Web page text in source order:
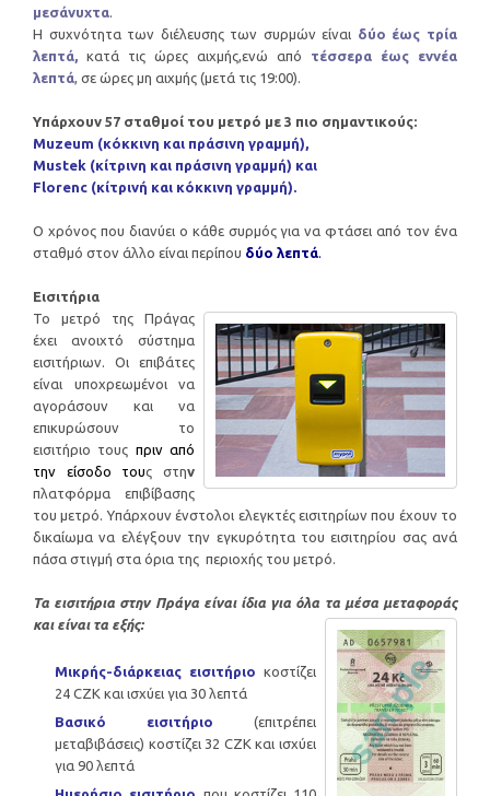
μεσάνυχτα.
Η συχνότητα των διέλευσης των συρμών είναι δύο έως τρία
λεπτά, κατά τις ώρες αιχμής,ενώ από τέσσερα έως εννέα
λεπτά, σε ώρες μη αιχμής (μετά τις 19:00).
Υπάρχουν 57 σταθμοί του μετρό με 3 πιο σημαντικούς:
Muzeum (κόκκινη και πράσινη γραμμή),
Mustek (κίτρινη και πράσινη γραμμή) και
Florenc (κίτρινή και κόκκινη γραμμή).
Ο χρόνος που διανύει ο κάθε συρμός για να φτάσει από τον ένα
σταθμό στον άλλο είναι περίπου δύο λεπτά.
Εισιτήρια
Το μετρό της Πράγας
έχει ανοιχτό σύστημα
εισιτήριων. Οι επιβάτες
είναι υποχρεωμένοι να
αγοράσουν και να
επικυρώσουν το
εισιτήριο τους πριν από
την είσοδο τους στην
πλατφόρμα επιβίβασης
του μετρό. Υπάρχουν ένστολοι ελεγκτές εισιτηρίων που έχουν το
δικαίωμα να ελέγξουν την εγκυρότητα του εισιτηρίου σας ανά
πάσα στιγμή στα όρια της περιοχής του μετρό.
Τα εισιτήρια στην Πράγα είναι ίδια για όλα τα μέσα μεταφοράς
και είναι τα εξής:
Μικρής-διάρκειας εισιτήριο κοστίζει
24 CZK και ισχύει για 30 λεπτά
Βασικό εισιτήριο (επιτρέπει
μεταβιβάσεις) κοστίζει 32 CZK και ισχύει
για 90 λεπτά